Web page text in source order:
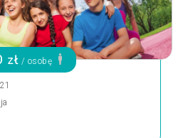
zł / osobę